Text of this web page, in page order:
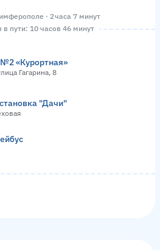
· 2 часа 7 минут
пути: 10 часов 46 минут
«Курортная»
Гагарина, 8
"Дачи"